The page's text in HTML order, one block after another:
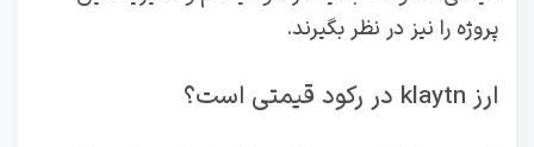
پروژه را نیز در نظر بگیرند.
ارز klaytn در رکود قیمتی است؟